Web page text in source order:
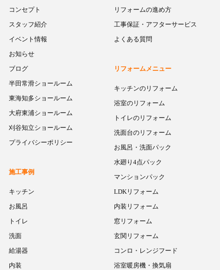
コンセプト
スタッフ紹介
イベント情報
お知らせ
ブログ
半田常滑ショールーム
東海知多ショールーム
大府東浦ショールーム
刈谷知立ショールーム
プライバシーポリシー
リフォームの進め方
工事保証・アフターサービス
よくある質問
リフォームメニュー
キッチンのリフォーム
浴室のリフォーム
トイレのリフォーム
洗面台のリフォーム
お風呂・洗面パック
水廻り4点パック
マンションパック
LDKリフォーム
内装リフォーム
窓リフォーム
玄関リフォーム
コンロ・レンジフード
浴室暖房機・換気扇
施工事例
キッチン
お風呂
トイレ
洗面
給湯器
内装